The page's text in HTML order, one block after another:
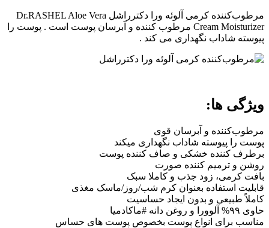
مرطوب‌کننده کرمی آلوئه ورا دکترراشل Dr.RASHEL Aloe Vera
Cream Moisturizer مرطوب کننده و آبرسان پوست است . پوست را
پیوسته شاداب نگهداری می کند .
ویژگی ها:
مرطوب‌کننده و آبرسان قوی
پوست را پیوسته شاداب نگهداری میکند
برطرف کننده خشکی و صاف کننده پوست
روشن و ترمیم کننده صورت
بافت کرمی، زود جذب و کاملا سبک
قابلیت استفاده بعنوان کرم شب/روز/ماسک مغذی
کاملاً طبیعی و بدون ایجاد حساسیت
حاوی ۹۹% آلوورا و روغن دانه #ماکادمیا
مناسب برای انواع پوست بخصوص پوست های حساس